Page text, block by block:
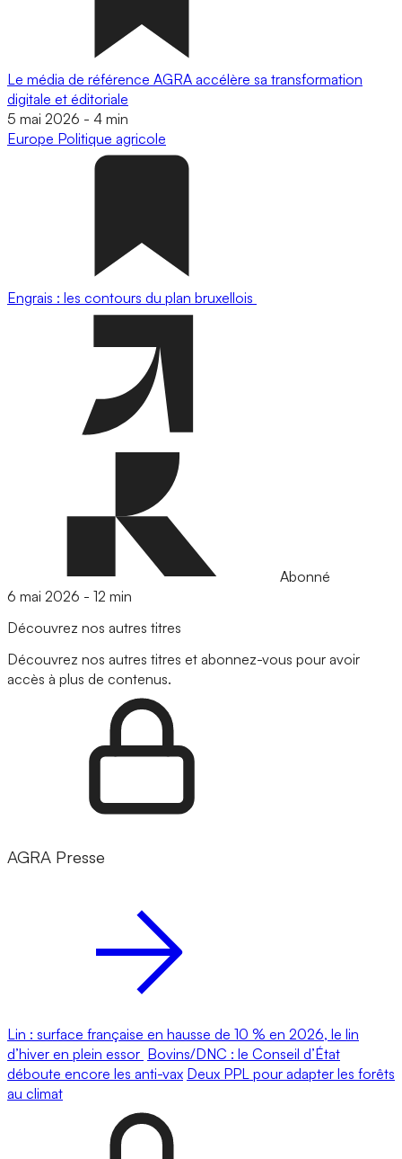
Le média de référence AGRA accélère sa transformation
digitale et éditoriale
5 mai 2026 - 4 min
Europe Politique agricole
Engrais : les contours du plan bruxellois
Abonné
6 mai 2026 - 12 min
Découvrez nos autres titres
Découvrez nos autres titres et abonnez-vous pour avoir
accès à plus de contenus.
AGRA Presse
Lin : surface française en hausse de 10 % en 2026, le lin
d’hiver en plein essor Bovins/DNC : le Conseil d’État
déboute encore les anti-vax Deux PPL pour adapter les forêts
au climat